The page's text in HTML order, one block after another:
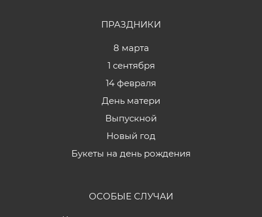
ПРАЗДНИКИ
8 марта
1 сентября
14 февраля
День матери
Выпускной
Новый год
Букеты на день рождения
ОСОБЫЕ СЛУЧАИ